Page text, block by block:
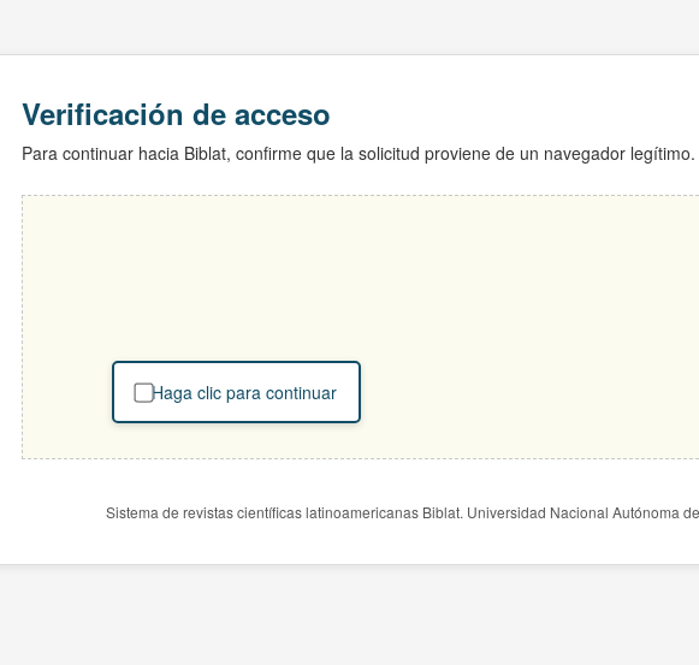
Verificación de acceso
Para continuar hacia Biblat, confirme que la solicitud proviene de un navegador legítimo.
Haga clic para continuar
Sistema de revistas científicas latinoamericanas Biblat. Universidad Nacional Autónoma